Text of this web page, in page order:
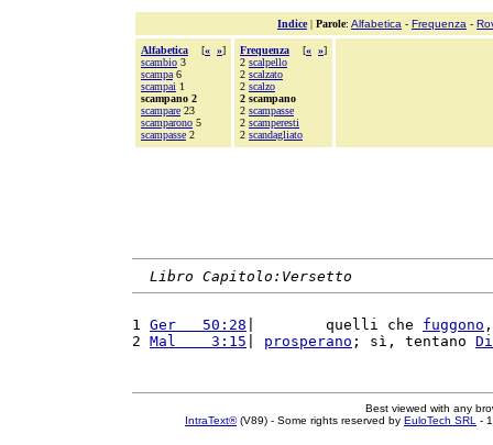
Indice| Parole: Alfabetica - Frequenza -
Alfabetica [« »]
scambio 3
scampa 6
scampai 1
scampano 2
scampare 23
scamparono 5
scampasse 2
Frequenza [« »]
2 scalpello
2 scalzato
2 scalzo
2 scampano
2 scampasse
2 scamperesti
2 scandagliato
Libro Capitolo:Versetto
1 Ger   50:28 |        quelli che fuggono
2 Mal    3:15 prosperano ; sì, tentano
Best viewed with any
IntraText®(V89) - Some rights reserved by EuloTech SRL -